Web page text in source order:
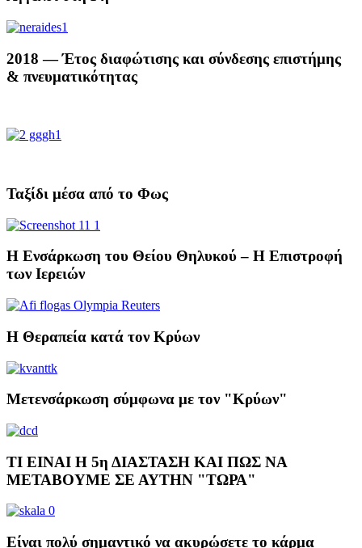
2018 — Έτος διαφώτισης και σύνδεσης επιστήμης
& πνευματικότητας
Ταξίδι μέσα από το Φως
Η Ενσάρκωση του Θείου Θηλυκού – Η Επιστροφή
των Ιερειών
Η Θεραπεία κατά τον Kρύων
Μετενσάρκωση σύμφωνα με τον "Κρύων"
ΤΙ ΕΙΝΑΙ Η 5η ΔΙΑΣΤΑΣΗ ΚΑΙ ΠΩΣ ΝΑ
ΜΕΤΑΒΟΥΜΕ ΣΕ ΑΥΤΗΝ "ΤΩΡΑ"
Eίναι πολύ σημαντικό να ακυρώσετε το κάρμα